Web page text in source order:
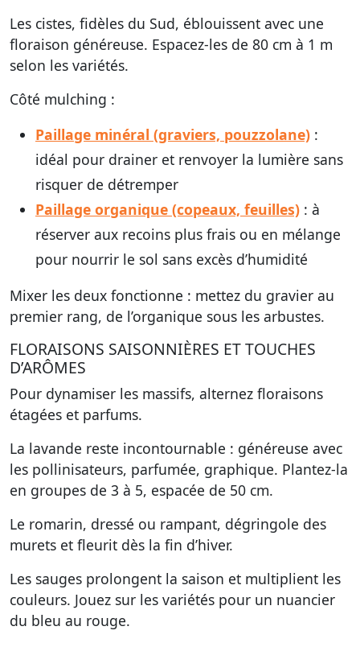
Les cistes, fidèles du Sud, éblouissent avec une
floraison généreuse. Espacez-les de 80 cm à 1 m
selon les variétés.
Côté mulching :
Paillage minéral (graviers, pouzzolane) :
idéal pour drainer et renvoyer la lumière sans
risquer de détremper
Paillage organique (copeaux, feuilles) : à
réserver aux recoins plus frais ou en mélange
pour nourrir le sol sans excès d’humidité
Mixer les deux fonctionne : mettez du gravier au
premier rang, de l’organique sous les arbustes.
FLORAISONS SAISONNIÈRES ET TOUCHES
D’ARÔMES
Pour dynamiser les massifs, alternez floraisons
étagées et parfums.
La lavande reste incontournable : généreuse avec
les pollinisateurs, parfumée, graphique. Plantez-la
en groupes de 3 à 5, espacée de 50 cm.
Le romarin, dressé ou rampant, dégringole des
murets et fleurit dès la fin d’hiver.
Les sauges prolongent la saison et multiplient les
couleurs. Jouez sur les variétés pour un nuancier
du bleu au rouge.